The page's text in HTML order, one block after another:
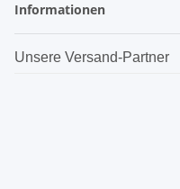
Informationen
Unsere Versand-Partner